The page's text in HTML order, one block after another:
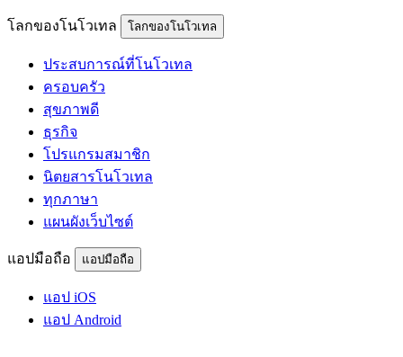
โลกของโนโวเทล โลกของโนโวเทล
ประสบการณ์ที่โนโวเทล
ครอบครัว
สุขภาพดี
ธุรกิจ
โปรแกรมสมาชิก
นิตยสารโนโวเทล
ทุกภาษา
แผนผังเว็บไซต์
แอปมือถือ แอปมือถือ
แอป iOS
แอป Android